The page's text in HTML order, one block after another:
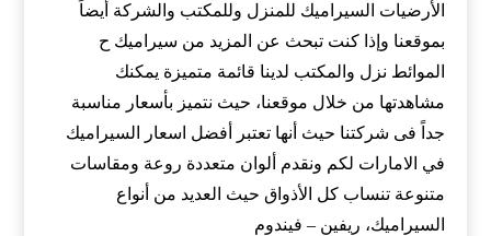
الأرضيات السيراميك للمنزل وللمكتب والشركة أيضاً
بموقعنا وإذا كنت تبحث عن المزيد من سيراميك ح
الموائط نزل والمكتب لدينا قائمة متميزة يمكنك
مشاهدتها من خلال موقعنا، حيث نتميز بأسعار مناسبة
جداً فى شركتنا حيث أنها تعتبر أفضل اسعار السيراميك
في الامارات لكم ونقدم ألوان متعددة روعة ومقاسات
متنوعة تنساب كل الأذواق حيث العديد من أنواع
السيراميك، ريفين – فيندوم